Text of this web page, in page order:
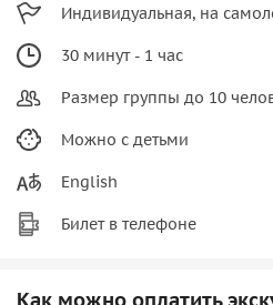
Индивидуальная, на
30 минут - 1 час
Размер группы до 10
Можно с детьми
English
Билет в телефоне
Как можно оплатить